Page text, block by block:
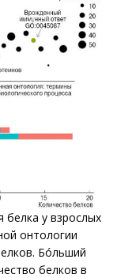
белка у взрослых
онтологии
Бóльший
белков в